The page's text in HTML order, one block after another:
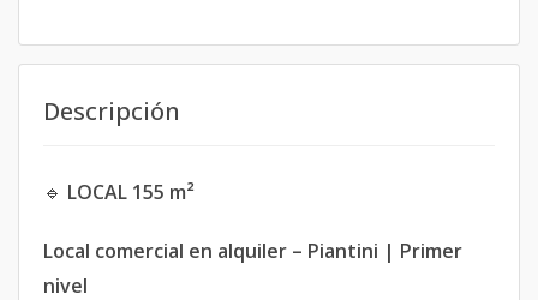
Descripción
🔹 LOCAL 155 m²
Local comercial en alquiler – Piantini | Primer
nivel